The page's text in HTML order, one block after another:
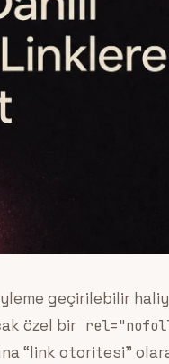
geçirilebilir
özel bir
“link otoritesi”